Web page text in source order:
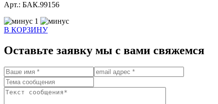
Арт.: БАК.99156
1
В КОРЗИНУ
Оставьте заявку мы с вами свяжемся